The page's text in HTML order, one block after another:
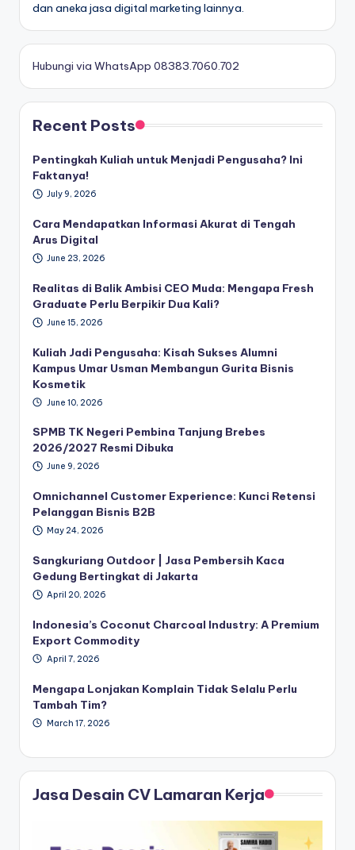
dan aneka jasa digital marketing lainnya.
Hubungi via WhatsApp 08383.7060.702
Recent Posts
Pentingkah Kuliah untuk Menjadi Pengusaha? Ini
Faktanya!
July 9, 2026
Cara Mendapatkan Informasi Akurat di Tengah
Arus Digital
June 23, 2026
Realitas di Balik Ambisi CEO Muda: Mengapa Fresh
Graduate Perlu Berpikir Dua Kali?
June 15, 2026
Kuliah Jadi Pengusaha: Kisah Sukses Alumni
Kampus Umar Usman Membangun Gurita Bisnis
Kosmetik
June 10, 2026
SPMB TK Negeri Pembina Tanjung Brebes
2026/2027 Resmi Dibuka
June 9, 2026
Omnichannel Customer Experience: Kunci Retensi
Pelanggan Bisnis B2B
May 24, 2026
Sangkuriang Outdoor | Jasa Pembersih Kaca
Gedung Bertingkat di Jakarta
April 20, 2026
Indonesia’s Coconut Charcoal Industry: A Premium
Export Commodity
April 7, 2026
Mengapa Lonjakan Komplain Tidak Selalu Perlu
Tambah Tim?
March 17, 2026
Jasa Desain CV Lamaran Kerja